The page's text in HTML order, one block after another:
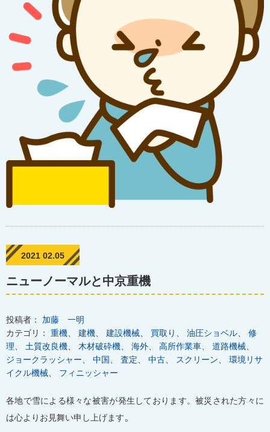
2021 02.05
ニューノーマルと中京重機
投稿者： 加藤 一明
カテゴリ： 重機、 建機、 建設機械、 買取り 、 油圧ショベル、 修
理、 土質改良機、 木材破砕機、 海外、 高所作業車、 道路機械、
ジョークラッシャー、 中国、 査定、 中古、 スクリーン、 環境リサ
イクル機械、 フィニッシャー
各地で雪による様々な被害が発生しております。被災された方々に
は心よりお見舞い申し上げます。